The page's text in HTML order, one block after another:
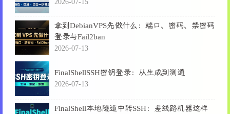
2026-07-15
拿到DebianVPS先做什么：端口、密码、禁密码
登录与Fail2ban
2026-07-13
FinalShellSSH密钥登录：从生成到测通
2026-07-13
FinalShell本地隧道中转SSH：差线路机器这样